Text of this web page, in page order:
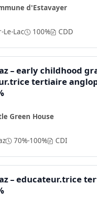
d'Estavayer
Le-Lac 100% CDD
– early childhood
tertiaire
Green House
70%-100% CDI
– educateur.trice